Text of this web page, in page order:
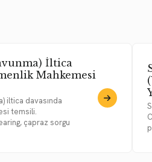
İltica
Mahkemesi
iltica davasında
temsili.
çapraz sorgu